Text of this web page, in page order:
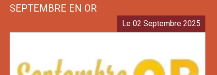
SEPTEMBRE EN OR
Le 02 Septembre 2025